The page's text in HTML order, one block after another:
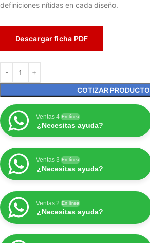
definiciones nítidas en cada diseño.
Descargar ficha PDF
COTIZAR PRODUCTO
Ventas 4 En línea
¿Necesitas ayuda?
Ventas 3 En línea
¿Necesitas ayuda?
Ventas 2 En línea
¿Necesitas ayuda?